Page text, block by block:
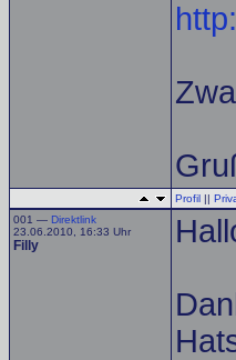
Profil ||
001 — Direktlink
23.06.2010, 16:33 Uhr
Filly